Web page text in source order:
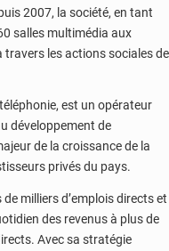
2007, la société, en tant
salles multimédia aux
travers les actions sociales de
est un opérateur
développement de
de la croissance de la
privés du pays.
milliers d’emplois directs et
des revenus à plus de
Avec sa stratégie